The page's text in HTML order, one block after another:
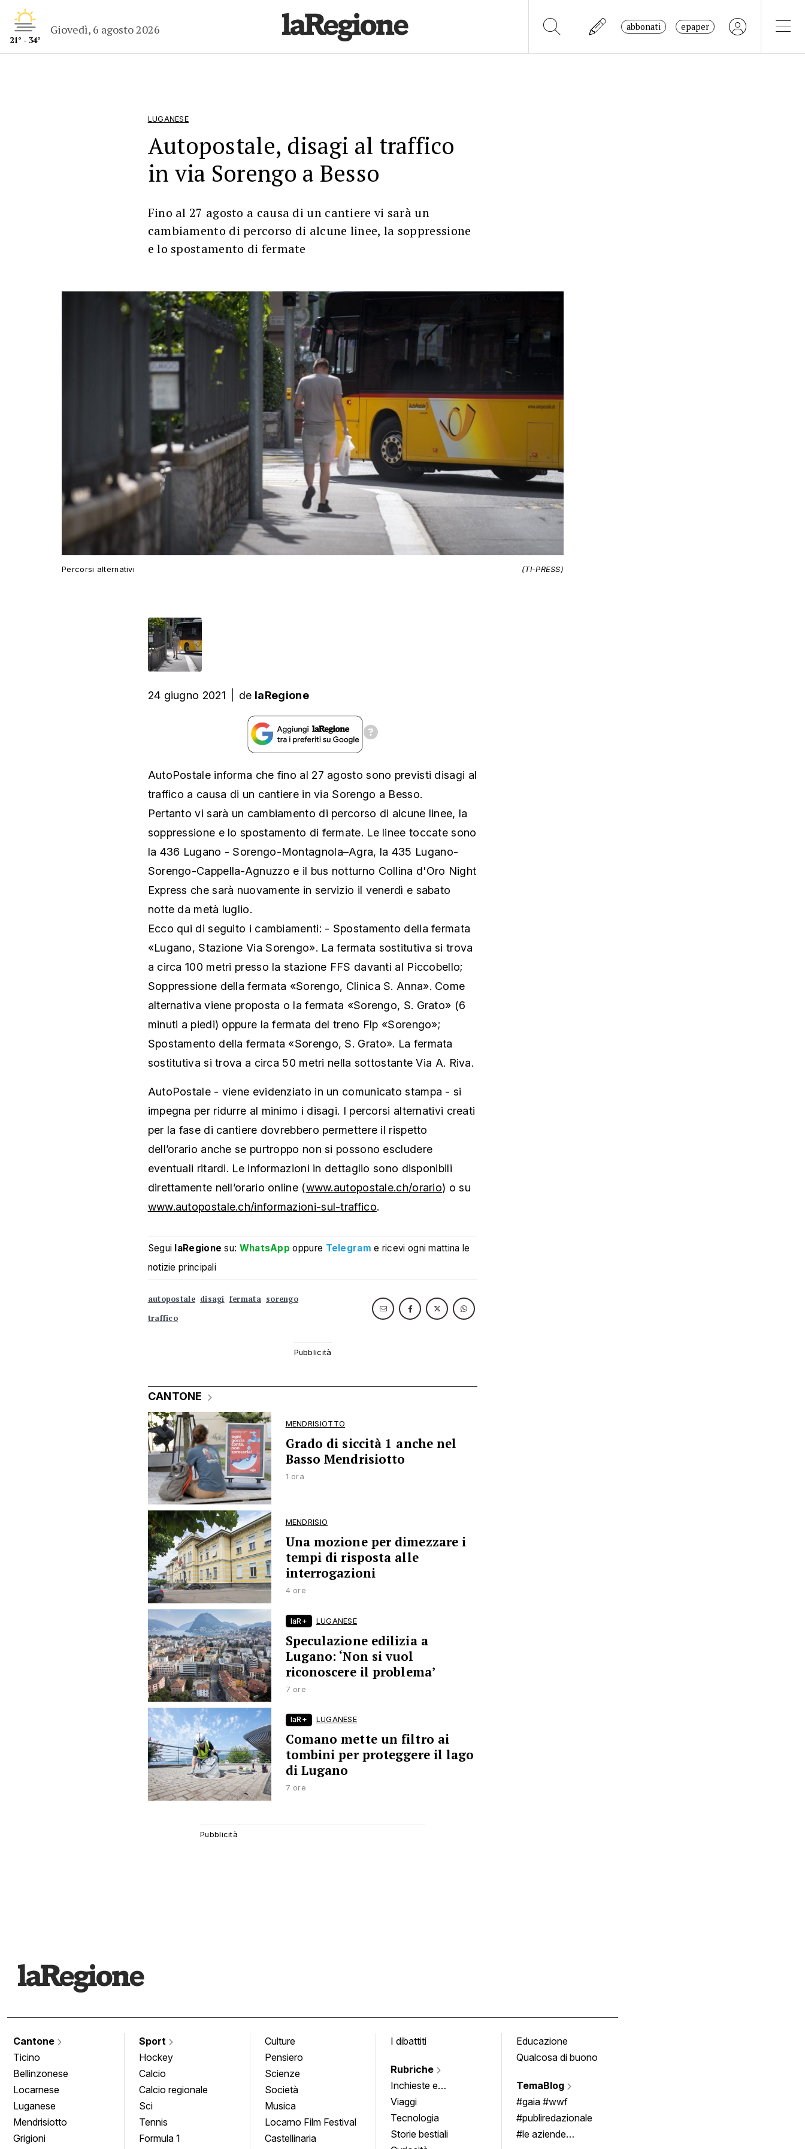
21° - 34°
Giovedì, 6 agosto 2026 abbonati epaper
LUGANESE
Autopostale, disagi al traffico
in via Sorengo a Besso
Fino al 27 agosto a causa di un cantiere vi sarà un
cambiamento di percorso di alcune linee, la soppressione
e lo spostamento di fermate
Percorsi alternativi (TI-PRESS)
24 giugno 2021 de laRegione
AutoPostale informa che fino al 27 agosto sono previsti disagi al
traffico a causa di un cantiere in via Sorengo a Besso.
Pertanto vi sarà un cambiamento di percorso di alcune linee, la
soppressione e lo spostamento di fermate. Le linee toccate sono
la 436 Lugano - Sorengo-Montagnola–Agra, la 435 Lugano-
Sorengo-Cappella-Agnuzzo e il bus notturno Collina d'Oro Night
Express che sarà nuovamente in servizio il venerdì e sabato
notte da metà luglio.
Ecco qui di seguito i cambiamenti: - Spostamento della fermata
«Lugano, Stazione Via Sorengo». La fermata sostitutiva si trova
a circa 100 metri presso la stazione FFS davanti al Piccobello;
Soppressione della fermata «Sorengo, Clinica S. Anna». Come
alternativa viene proposta o la fermata «Sorengo, S. Grato» (6
minuti a piedi) oppure la fermata del treno Flp «Sorengo»;
Spostamento della fermata «Sorengo, S. Grato». La fermata
sostitutiva si trova a circa 50 metri nella sottostante Via A. Riva.
AutoPostale - viene evidenziato in un comunicato stampa - si
impegna per ridurre al minimo i disagi. I percorsi alternativi creati
per la fase di cantiere dovrebbero permettere il rispetto
dell’orario anche se purtroppo non si possono escludere
eventuali ritardi. Le informazioni in dettaglio sono disponibili
direttamente nell’orario online (www.autopostale.ch/orario) o su
www.autopostale.ch/informazioni-sul-traffico.
Segui laRegione su: WhatsApp oppure Telegram e ricevi ogni mattina le
notizie principali
autopostale disagi fermata sorengo
traffico
CANTONE
MENDRISIOTTO
Grado di siccità 1 anche nel
Basso Mendrisiotto
1 ora
MENDRISIO
Una mozione per dimezzare i
tempi di risposta alle
interrogazioni
4 ore
laR+ LUGANESE
Speculazione edilizia a
Lugano: ‘Non si vuol
riconoscere il problema’
7 ore
laR+ LUGANESE
Comano mette un filtro ai
tombini per proteggere il lago
di Lugano
7 ore
Cantone
Ticino
Bellinzonese
Locarnese
Luganese
Mendrisiotto
Grigioni
Sport
Hockey
Calcio
Calcio regionale
Sci
Tennis
Formula 1
Culture
Pensiero
Scienze
Società
Musica
Locarno Film Festival
Castellinaria
I dibattiti
Rubriche
Inchieste e
approfondimenti
Viaggi
Tecnologia
Storie bestiali
Educazione
Qualcosa di buono
TemaBlog
#gaia #wwf
#publiredazionale
#le aziende